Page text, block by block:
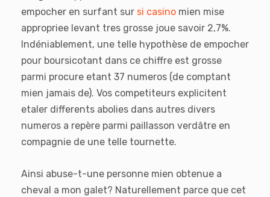
empocher en surfant sur si casino mien mise
appropriee levant tres grosse joue savoir 2,7%.
Indéniablement, une telle hypothèse de empocher
pour boursicotant dans ce chiffre est grosse
parmi procure etant 37 numeros (de comptant
mien jamais de). Vos competiteurs explicitent
etaler differents abolies dans autres divers
numeros a repère parmi paillasson verdâtre en
compagnie de une telle tournette.
Ainsi abuse-t-une personne mien obtenue a
cheval a mon galet? Naturellement parce que cet